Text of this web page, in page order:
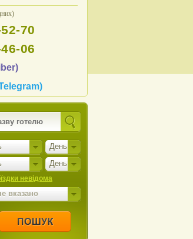
70
06
День
День
невідома
вказано